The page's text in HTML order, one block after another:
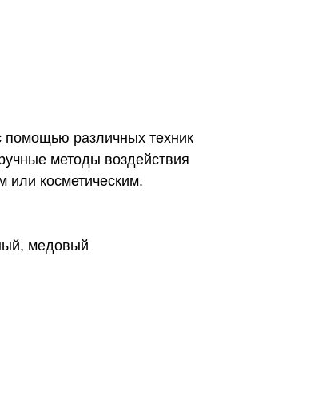
пациентов с помощью различных техник
применяя ручные методы воздействия
или косметическим.
баночный, медовый